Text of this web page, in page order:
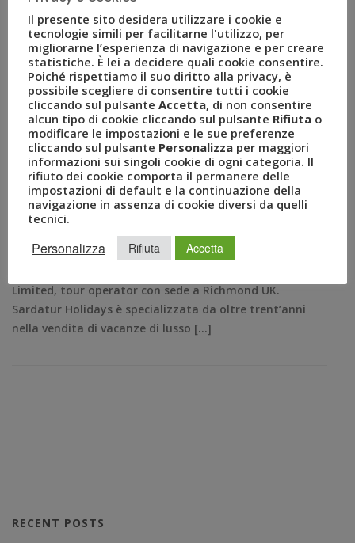
Il Gruppo Uvet acquisisce
Sardatur Holidays
GEN 24, 2019
AMEZZULLO
GRUPPO UVET,LUCA PATANÈ,LUXURY TRAVEL,
SARDATUR HOLIDAYS,TOUR OPERATING,
TOUR OPERATOR,UVET
COMUNICATI STAMPA
0
Milano, 24 gennaio – Il Gruppo Uvet – polo italiano del
turismo, leader nella fornitura di servizi e soluzioni
innovative per viaggi leisure, mobility management,
Limited, tour operator con sede a Richmond UK.
Sardatur Holidays è specializzata da oltre trent’anni
nella vendita di vacanze di lusso […]
RECENT POSTS
Il presente sito desidera utilizzare i cookie e
tecnologie simili per facilitarne l'utilizzo, per
migliorarne l’esperienza di navigazione e per creare
statistiche. È lei a decidere quali cookie consentire.
Poiché rispettiamo il suo diritto alla privacy, è
possibile scegliere di consentire tutti i cookie
cliccando sul pulsante Accetta, di non consentire
alcun tipo di cookie cliccando sul pulsante Rifiuta o
modificare le impostazioni e le sue preferenze
cliccando sul pulsante Personalizza per maggiori
informazioni sui singoli cookie di ogni categoria. Il
rifiuto dei cookie comporta il permanere delle
impostazioni di default e la continuazione della
navigazione in assenza di cookie diversi da quelli
tecnici.
Personalizza Rifiuta Accetta